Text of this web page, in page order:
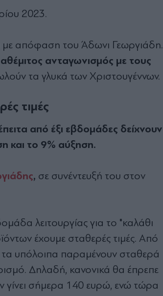
2023.
με απόφαση του Άδωνι Γεωργιάδη.
ανταγωνισμός με τους
τα γλυκά των Χριστουγέννων.
τιμές
από έξι εβδομάδες δείχνουν
και το 9% αύξηση.
, σε συνέντευξή του στον
λειτουργίας για το "καλάθι
έχουμε σταθερές τιμές. Από
υπόλοιπα παραμένουν σταθερά
Δηλαδή, κανονικά θα έπρεπε
γίνει σήμερα 140 ευρώ, ενώ τώρα